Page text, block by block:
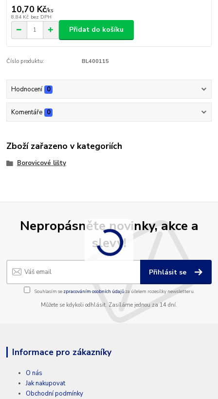
10,70 Kč/ks
8,84 Kč bez DPH
Přidat do košíku
Číslo produktu: BL400115
Hodnocení 0
Komentáře 0
Zboží zařazeno v kategoriích
Borovicové lišty
Nepropásněte novinky, akce a
slevy!
Přihlásit se
Souhlasím se zpracováním osobních údajůza účelem rozesílky newsletteru.
Můžete se kdykoli odhlásit. Zasíláme jednou za 14 dní.
Informace pro zákazníky
O nás
Jak nakupovat
Obchodní podmínky